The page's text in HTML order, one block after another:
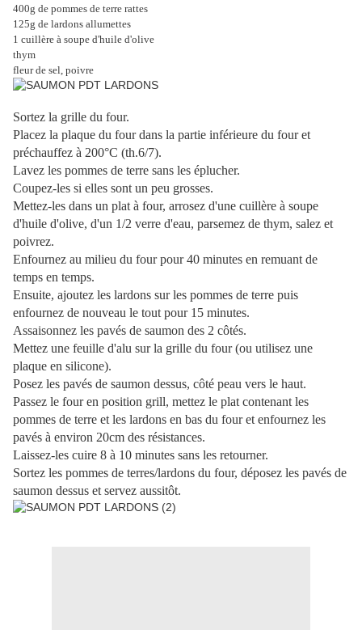
400g de pommes de terre rattes
125g de lardons allumettes
1 cuillère à soupe d'huile d'olive
thym
fleur de sel, poivre
Sortez la grille du four.
Placez la plaque du four dans la partie inférieure du four et
préchauffez à 200°C (th.6/7).
Lavez les pommes de terre sans les éplucher.
Coupez-les si elles sont un peu grosses.
Mettez-les dans un plat à four, arrosez d'une cuillère à soupe
d'huile d'olive, d'un 1/2 verre d'eau, parsemez de thym, salez et
poivrez.
Enfournez au milieu du four pour 40 minutes en remuant de
temps en temps.
Ensuite, ajoutez les lardons sur les pommes de terre puis
enfournez de nouveau le tout pour 15 minutes.
Assaisonnez les pavés de saumon des 2 côtés.
Mettez une feuille d'alu sur la grille du four (ou utilisez une
plaque en silicone).
Posez les pavés de saumon dessus, côté peau vers le haut.
Passez le four en position grill, mettez le plat contenant les
pommes de terre et les lardons en bas du four et enfournez les
pavés à environ 20cm des résistances.
Laissez-les cuire 8 à 10 minutes sans les retourner.
Sortez les pommes de terres/lardons du four, déposez les pavés de
saumon dessus et servez aussitôt.